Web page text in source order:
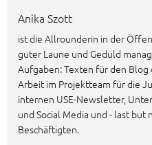
Anika Szott
ist die Allrounderin in der
guter Laune und Geduld
Aufgaben: Texten für den Blog
Arbeit im Projektteam für die
internen USE-Newsletter,
und Social Media und - last
Beschäftigten.